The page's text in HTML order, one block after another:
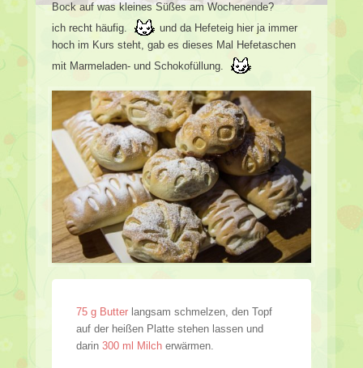
Bock auf was kleines Süßes am Wochenende?
ich recht häufig.
und da Hefeteig hier ja immer
hoch im Kurs steht, gab es dieses Mal Hefetaschen
mit Marmeladen- und Schokofüllung.
75 g Butter langsam schmelzen, den Topf
auf der heißen Platte stehen lassen und
darin 300 ml Milch erwärmen.